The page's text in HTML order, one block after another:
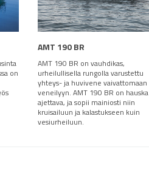
on
AMT 190 BR
AMT 190 BR on vauhdikas,
urheilullisella rungolla varustettu
yhteys- ja huvivene vaivattomaan
veneilyyn. AMT 190 BR on hauska
ajettava, ja sopii mainiosti niin
kruisailuun ja kalastukseen kuin
vesiurheiluun.